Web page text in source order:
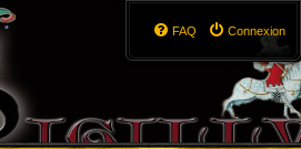
Connexion
FAQ